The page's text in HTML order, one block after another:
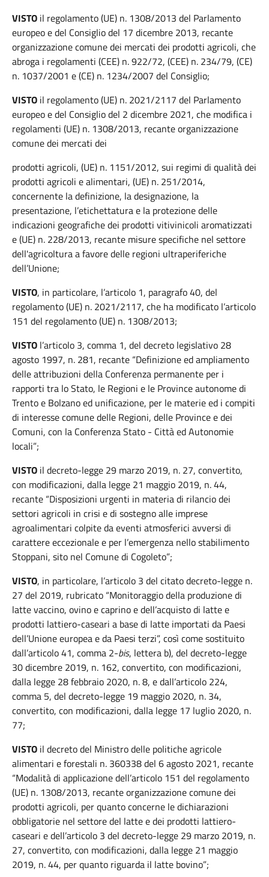
VISTO il regolamento (UE) n. 1308/2013 del Parlamento
europeo e del Consiglio del 17 dicembre 2013, recante
organizzazione comune dei mercati dei prodotti agricoli, che
abroga i regolamenti (CEE) n. 922/72, (CEE) n. 234/79, (CE)
n. 1037/2001 e (CE) n. 1234/2007 del Consiglio;
VISTO il regolamento (UE) n. 2021/2117 del Parlamento
europeo e del Consiglio del 2 dicembre 2021, che modifica i
regolamenti (UE) n. 1308/2013, recante organizzazione
comune dei mercati dei
prodotti agricoli, (UE) n. 1151/2012, sui regimi di qualità dei
prodotti agricoli e alimentari, (UE) n. 251/2014,
concernente la definizione, la designazione, la
presentazione, l’etichettatura e la protezione delle
indicazioni geografiche dei prodotti vitivinicoli aromatizzati
e (UE) n. 228/2013, recante misure specifiche nel settore
dell'agricoltura a favore delle regioni ultraperiferiche
dell’Unione;
VISTO, in particolare, l’articolo 1, paragrafo 40, del
regolamento (UE) n. 2021/2117, che ha modificato l’articolo
151 del regolamento (UE) n. 1308/2013;
VISTO l’articolo 3, comma 1, del decreto legislativo 28
agosto 1997, n. 281, recante “Definizione ed ampliamento
delle attribuzioni della Conferenza permanente per i
rapporti tra lo Stato, le Regioni e le Province autonome di
Trento e Bolzano ed unificazione, per le materie ed i compiti
di interesse comune delle Regioni, delle Province e dei
Comuni, con la Conferenza Stato - Città ed Autonomie
locali”;
VISTO il decreto-legge 29 marzo 2019, n. 27, convertito,
con modificazioni, dalla legge 21 maggio 2019, n. 44,
recante “Disposizioni urgenti in materia di rilancio dei
settori agricoli in crisi e di sostegno alle imprese
agroalimentari colpite da eventi atmosferici avversi di
carattere eccezionale e per l’emergenza nello stabilimento
Stoppani, sito nel Comune di Cogoleto”;
VISTO, in particolare, l’articolo 3 del citato decreto-legge n.
27 del 2019, rubricato “Monitoraggio della produzione di
latte vaccino, ovino e caprino e dell’acquisto di latte e
prodotti lattiero-caseari a base di latte importati da Paesi
dell’Unione europea e da Paesi terzi”, così come sostituito
dall’articolo 41, comma 2-bis, lettera b), del decreto-legge
30 dicembre 2019, n. 162, convertito, con modificazioni,
dalla legge 28 febbraio 2020, n. 8, e dall’articolo 224,
comma 5, del decreto-legge 19 maggio 2020, n. 34,
convertito, con modificazioni, dalla legge 17 luglio 2020, n.
77;
VISTO il decreto del Ministro delle politiche agricole
alimentari e forestali n. 360338 del 6 agosto 2021, recante
“Modalità di applicazione dell’articolo 151 del regolamento
(UE) n. 1308/2013, recante organizzazione comune dei
prodotti agricoli, per quanto concerne le dichiarazioni
obbligatorie nel settore del latte e dei prodotti lattiero-
caseari e dell’articolo 3 del decreto-legge 29 marzo 2019, n.
27, convertito, con modificazioni, dalla legge 21 maggio
2019, n. 44, per quanto riguarda il latte bovino”;